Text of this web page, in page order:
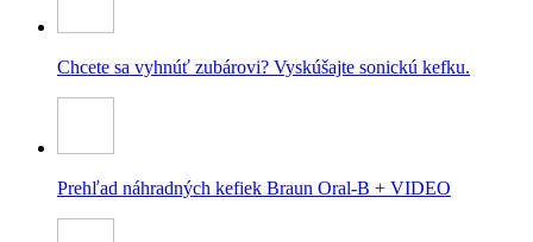
Chcete sa vyhnúť zubárovi? Vyskúšajte sonickú kefku.
Prehľad náhradných kefiek Braun Oral-B + VIDEO